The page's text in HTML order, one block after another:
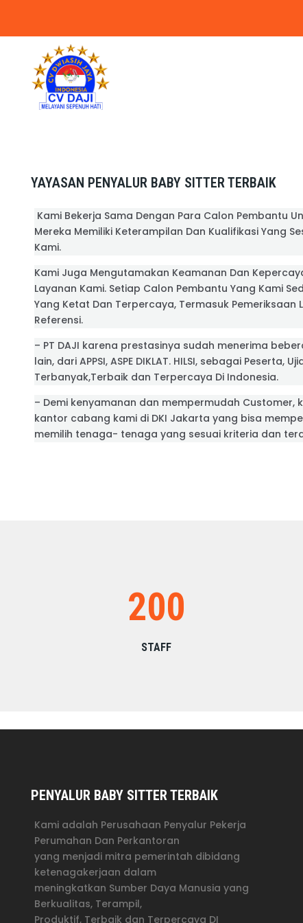
YAYASAN PENYALUR BABY SITTER TERBAIK
Kami Bekerja Sama Dengan Para Calon Pembantu
Mereka Memiliki Keterampilan Dan Kualifikasi Yang
Kami.
Kami Juga Mengutamakan Keamanan Dan
Layanan Kami. Setiap Calon Pembantu Yang Kami
Yang Ketat Dan Terpercaya, Termasuk Pemeriksaan
Referensi.
– PT DAJI karena prestasinya sudah menerima
lain, dari APPSI, ASPE DIKLAT. HILSI, sebagai Peserta,
Terbanyak,Terbaik dan Terpercaya Di Indonesia.
– Demi kenyamanan dan mempermudah Customer,
kantor cabang kami di DKI Jakarta yang bisa
memilih tenaga- tenaga yang sesuai kriteria dan
200
STAFF
PENYALUR BABY SITTER TERBAIK
Kami adalah Perusahaan Penyalur Pekerja
Perumahan Dan Perkantoran
yang menjadi mitra pemerintah dibidang
ketenagakerjaan dalam
meningkatkan Sumber Daya Manusia yang
Berkualitas, Terampil,
Produktif, Terbaik dan Terpercaya DI